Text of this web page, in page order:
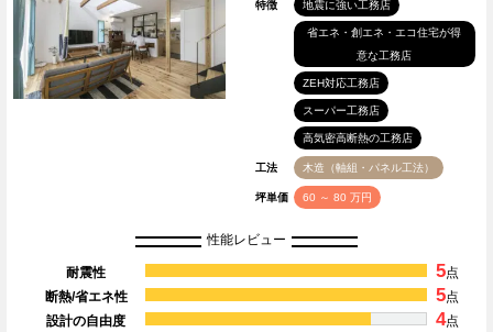
特徴 地震に強い工務店
省エネ・創エネ・エコ住宅が得
意な工務店
ZEH対応工務店
スーパー工務店
高気密高断熱の工務店
工法 木造（軸組・パネル工法）
坪単価 60 ～ 80 万円
性能レビュー
耐震性 5点
断熱/省エネ性
5点
設計の自由度
4点